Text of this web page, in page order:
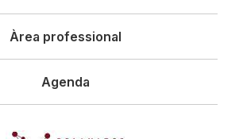
Àrea professional
Agenda